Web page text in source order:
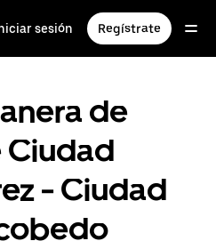
sesión Regístrate
de
Ciudad
- Ciudad